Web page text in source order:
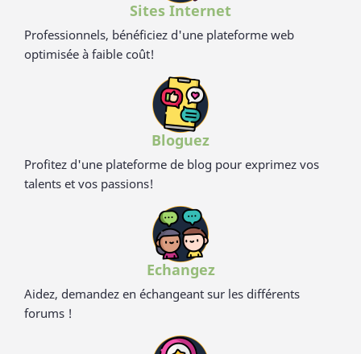
Sites Internet
Professionnels, bénéficiez d'une plateforme web
optimisée à faible coût!
Bloguez
Profitez d'une plateforme de blog pour exprimez vos
talents et vos passions!
Echangez
Aidez, demandez en échangeant sur les différents
forums !